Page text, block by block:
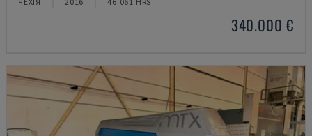
340.000 €